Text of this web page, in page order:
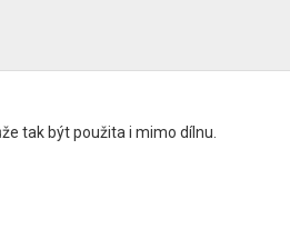
tak být použita i mimo dílnu.